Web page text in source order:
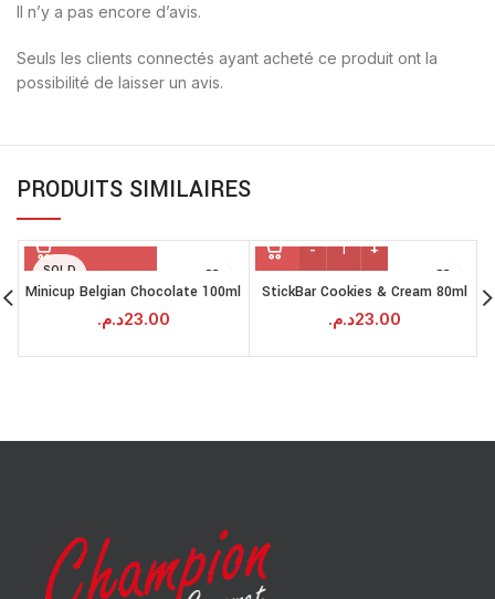
Il n’y a pas encore d’avis.
Seuls les clients connectés ayant acheté ce produit ont la
possibilité de laisser un avis.
PRODUITS SIMILAIRES
SOLD
OUT
Minicup Belgian Chocolate 100ml
23.00د.م.
StickBar Cookies & Cream 80ml
23.00د.م.